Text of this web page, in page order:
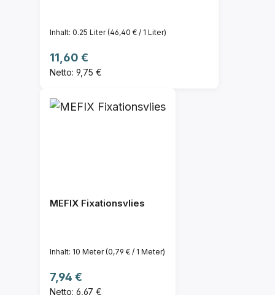
Inhalt: 0.25 Liter(46,40 € / 1 Liter)
Regulärer Preis:
11,60 €
Netto: 9,75 €
MEFIX Fixationsvlies
Inhalt: 10 Meter(0,79 € / 1 Meter)
Regulärer Preis:
7,94 €
Netto: 6,67 €